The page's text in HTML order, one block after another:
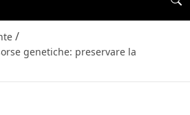
/
genetiche: preservare la